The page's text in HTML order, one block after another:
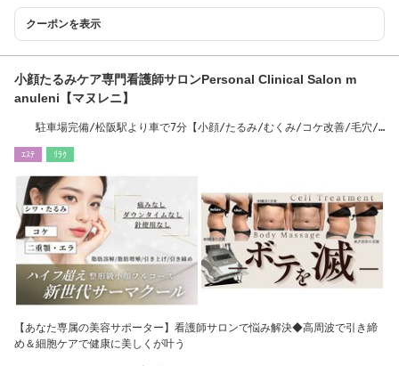
クーポンを表示
小顔たるみケア専門看護師サロンPersonal Clinical Salon m
anuleni【マヌレニ】
駐車場完備/松阪駅より車で7分【小顔/たるみ/むくみ/コケ改善/毛穴/
ｴｽﾃ ﾘﾗｸ
【あなた専属の美容サポーター】看護師サロンで悩み解決◆高周波で引き締
め＆細胞ケアで健康に美しくが叶う